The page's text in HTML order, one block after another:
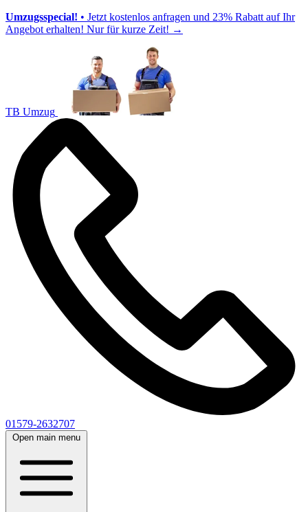
Umzugsspecial! • Jetzt kostenlos anfragen und 23% Rabatt auf Ihr
Angebot erhalten! Nur für kurze Zeit! →
TB Umzug
01579-2632707
Open main menu